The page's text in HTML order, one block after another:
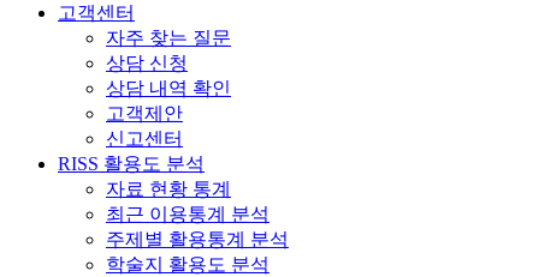
고객센터
자주 찾는 질문
상담 신청
상담 내역 확인
고객제안
신고센터
RISS 활용도 분석
자료 현황 통계
최근 이용통계 분석
주제별 활용통계 분석
학술지 활용도 분석